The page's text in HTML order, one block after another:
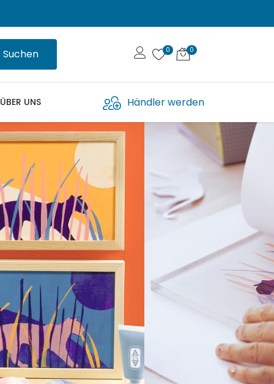
Suchen
ÜBER UNS Händler werden